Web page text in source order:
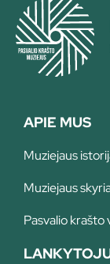
APIE MUS
Muziejaus
Muziejaus
Pasvalio krašto